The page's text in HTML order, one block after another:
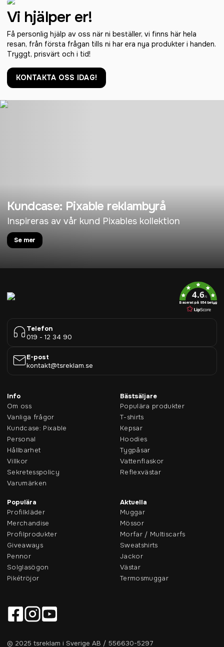
Vi hjälper er!
Få personlig hjälp av oss när ni beställer, vi finns här hela
resan, från första frågan tills ni har era nya produkter i handen.
Tryggt, prisvärt och i tid!
KONTAKTA OSS IDAG!
Kundcase: Pixable reklambyrå
Inspireras av vår kund Pixables kollektion
Se mer
4.6/5
Baserat på 954 betyg
Telefon
019 - 12 34 90
E-post
kontakt@tsreklam.se
Info
Om oss
Vanliga frågor
Kundcase: Pixable
Personal
Hållbarhet
Villkor
Sekretesspolicy
Varumärken
Bästsäljare
Populära produkter
T-shirts
Kepsar
Hoodies
Tygpåsar
Vattenflaskor
Reflexvästar
Populära
Profilkläder
Merchandise
Profilprodukter
Giveaways
Pennor
Solglasögon
Pikétröjor
Aktuella
Muggar
Mössor
Morfar / Multiscarfs
Sweatshirts
Jackor
Västar
Termosmuggar
© 2025 tsreklam i Sverige AB / 556630-5297